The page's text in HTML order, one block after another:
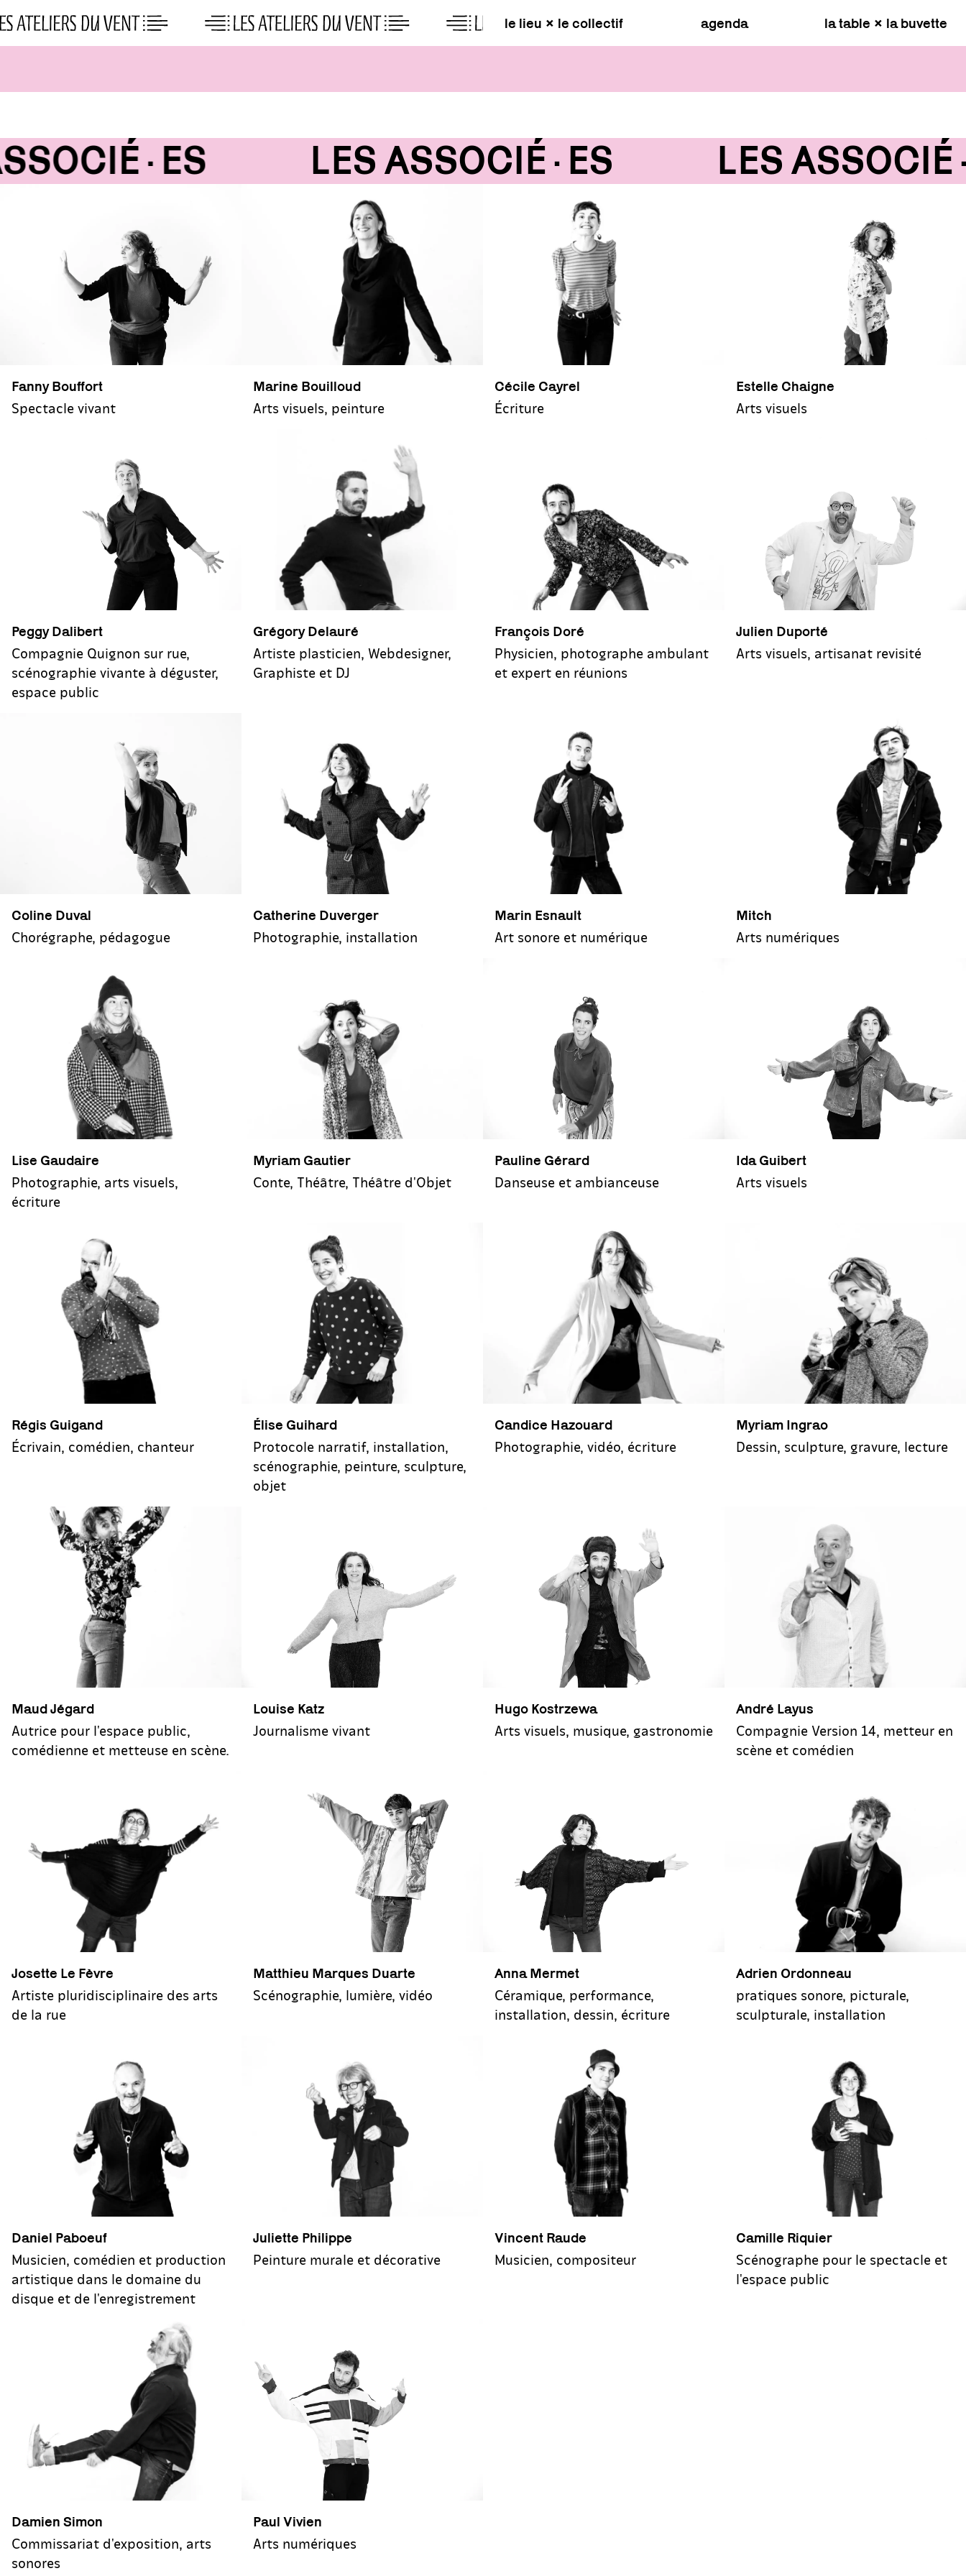
to
content
le lieu × le collectif agenda la table × la buvette
LES ASSOCIÉ·ES LES
Fanny Bouffort
Spectacle vivant
Marine Bouilloud
Arts visuels, peinture
Cécile Cayrel
Écriture
Estelle Chaigne
Arts visuels
Peggy Dalibert
Compagnie Quignon sur rue,
scénographie vivante à déguster,
espace public
Grégory Delauré
Artiste plasticien, Webdesigner,
Graphiste et DJ
François Doré
Physicien, photographe ambulant
et expert en réunions
Julien Duporté
Arts visuels, artisanat revisité
Coline Duval
Chorégraphe, pédagogue
Catherine Duverger
Photographie, installation
Marin Esnault
Art sonore et numérique
Mitch
Arts numériques
Lise Gaudaire
Photographie, arts visuels,
écriture
Myriam Gautier
Conte, Théâtre, Théâtre d'Objet
P‌auline Gérard
Danseuse et ambianceuse
Ida Guibert
Arts visuels
Régis Guigand
Écrivain, comédien, chanteur
Élise Guihard
Protocole narratif, installation,
scénographie, peinture, sculpture,
objet
Candice Hazouard
Photographie, vidéo, écriture
Myriam Ingrao
Dessin, sculpture, gravure, lecture
Maud Jégard
Autrice pour l'espace public,
comédienne et metteuse en scène.
Louise Katz
Journalisme vivant
Hugo Kostrzewa
Arts visuels, musique, gastronomie
André Layus
Compagnie Version 14, metteur en
scène et comédien
Josette Le Fèvre
Artiste pluridisciplinaire des arts
de la rue
Matthieu Marques Duarte
Scénographie, lumière, vidéo
Anna Mermet
Céramique, performance,
installation, dessin, écriture
Adrien Ordonneau
pratiques sonore, picturale,
sculpturale, installation
Daniel Paboeuf
Musicien, comédien et production
artistique dans le domaine du
disque et de l'enregistrement
Juliette Philippe
Peinture murale et décorative
Vincent Raude
Musicien, compositeur
Camille Riquier
Scénographe pour le spectacle et
l'espace public
Damien Simon
Commissariat d'exposition, arts
sonores
Paul Vivien
Arts numériques